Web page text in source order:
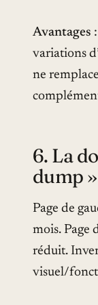
Avantages
variations
ne
6. La
dump
Page de
mois. Page
réduit.
visuel/